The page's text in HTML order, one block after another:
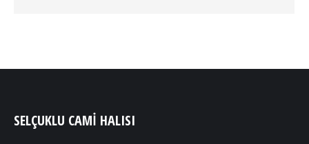
SELÇUKLU CAMI HALISI